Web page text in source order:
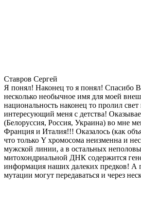
Ставров Сергей
Я понял! Наконец то я понял! Спасибо
несколько необычное имя для моей
национальность наконец то пролил свет
интересующий меня с детства!
(Белоруссия, Россия, Украина) во мне
Франция и Италия!!! Оказалось (как
что только Y хромосома неизменна и
мужской линии, а в остальных
митохондриальной ДНК содержится
информация наших далеких предков! А
мутации могут передаваться и через